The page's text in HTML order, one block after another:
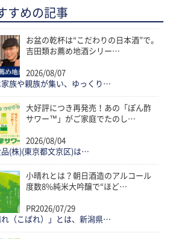
すめの記事
お盆の乾杯は“こだわりの日本酒”で。
吉田類お薦め地酒シリー…
2026/08/07
家族や親族が集い、ゆっくり…
大好評につき再発売！あの「ぽん酢
サワー™」がご家庭でたのし…
2026/08/04
品(株)(東京都文京区)は…
小晴れとは？朝日酒造のアルコール
度数8%純米大吟醸で“ほど…
PR2026/07/29
れ（こばれ）」とは、新潟県…